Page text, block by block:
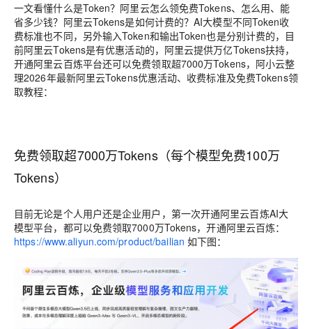
一文看懂什么是Token？阿里云怎么领免费Tokens、怎么用、能
省多少钱？阿里云Tokens是如何计费的？AI大模型不同Token收
费标准也不同，另外输入Token和输出Token也是分别计费的，目
前阿里云Tokens是有优惠活动的，阿里云提供万亿Tokens扶持，
开通阿里云百炼平台还可以免费领取超7000万Tokens，阿小云整
理2026年最新阿里云Tokens优惠活动、收费标准及免费Tokens领
取教程：
免费领取超7000万Tokens（每个模型免费100万
Tokens）
目前无论是个人用户还是企业用户，第一次开通阿里云百炼AI大
模型平台，都可以免费领取7000万Tokens，开通阿里云百炼：
https://www.aliyun.com/product/bailian 如下图：